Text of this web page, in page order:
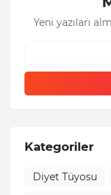
Yeni yazıları
Kategoriler
Diyet Tüyosu